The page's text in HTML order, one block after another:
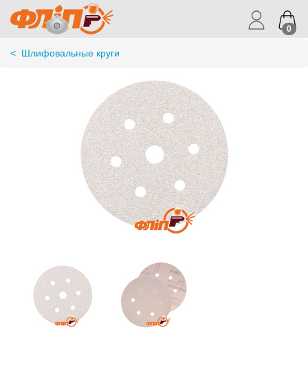
0
< Шлифовальные круги